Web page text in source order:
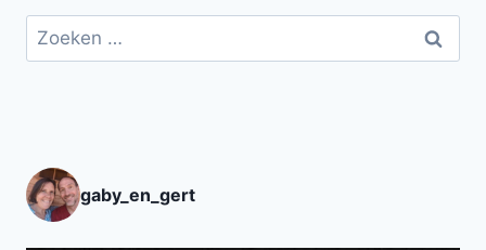
Zoeken
naar:
gaby_en_gert